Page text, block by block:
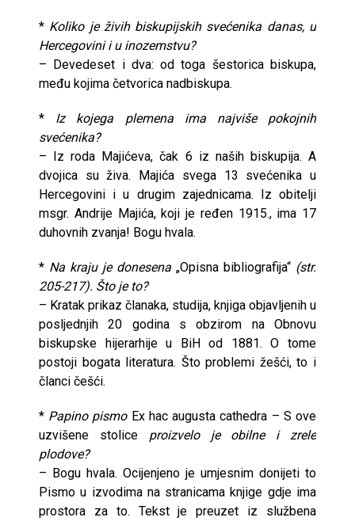
* Koliko je živih biskupijskih svećenika danas, u
Hercegovini i u inozemstvu?
– Devedeset i dva: od toga šestorica biskupa,
među kojima četvorica nadbiskupa.
* Iz kojega plemena ima najviše pokojnih
svećenika?
– Iz roda Majićeva, čak 6 iz naših biskupija. A
dvojica su živa. Majića svega 13 svećenika u
Hercegovini i u drugim zajednicama. Iz obitelji
msgr. Andrije Majića, koji je ređen 1915., ima 17
duhovnih zvanja! Bogu hvala.
* Na kraju je donesena „Opisna bibliografija“ (str.
205-217). Što je to?
– Kratak prikaz članaka, studija, knjiga objavljenih u
posljednjih 20 godina s obzirom na Obnovu
biskupske hijerarhije u BiH od 1881. O tome
postoji bogata literatura. Što problemi žešći, to i
članci češći.
* Papino pismo Ex hac augusta cathedra – S ove
uzvišene stoliceproizvelo je obilne i zrele
plodove?
– Bogu hvala. Ocijenjeno je umjesnim donijeti to
Pismo u izvodima na stranicama knjige gdje ima
prostora za to. Tekst je preuzet iz službena